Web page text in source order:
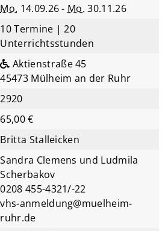
Mo. 14.09.26 - Mo. 30.11.26
10 Termine | 20
Unterrichtsstunden
Aktienstraße 45
45473 Mülheim an der Ruhr
2920
65,00 €
Britta Stalleicken
Sandra Clemens und Ludmila
Scherbakov
0208 455-4321/-22
vhs-anmeldung@muelheim-
ruhr.de